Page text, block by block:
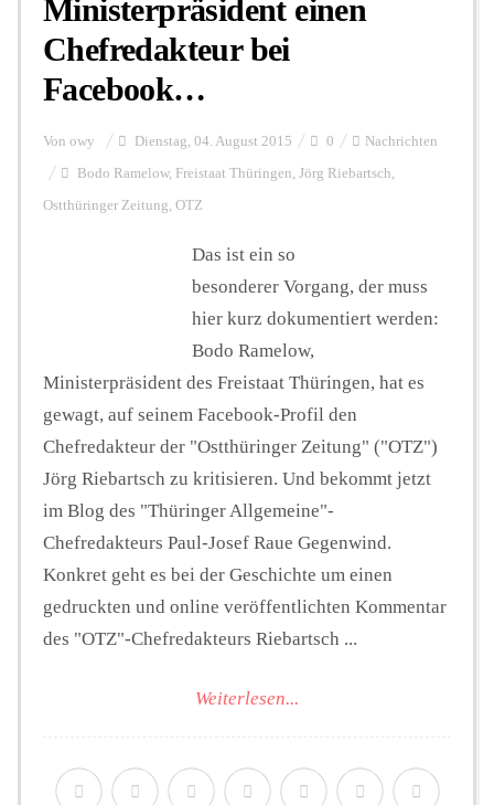
Ministerpräsident einen
Chefredakteur bei
Facebook…
Von owy Dienstag, 04. August 2015 0 Nachrichten
Bodo Ramelow, Freistaat Thüringen, Jörg Riebartsch,
Ostthüringer Zeitung, OTZ
Das ist ein so
besonderer Vorgang, der muss
hier kurz dokumentiert werden:
Bodo Ramelow,
Ministerpräsident des Freistaat Thüringen, hat es
gewagt, auf seinem Facebook-Profil den
Chefredakteur der "Ostthüringer Zeitung" ("OTZ")
Jörg Riebartsch zu kritisieren. Und bekommt jetzt
im Blog des "Thüringer Allgemeine"-
Chefredakteurs Paul-Josef Raue Gegenwind.
Konkret geht es bei der Geschichte um einen
gedruckten und online veröffentlichten Kommentar
des "OTZ"-Chefredakteurs Riebartsch ...
Weiterlesen...